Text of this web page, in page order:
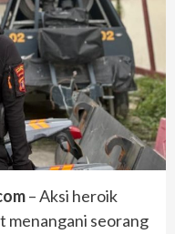
– Aksi heroik
menangani seorang